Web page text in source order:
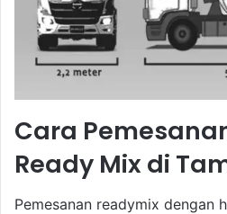
Cara
Ready Mix di
Pemesanan readymix dengan